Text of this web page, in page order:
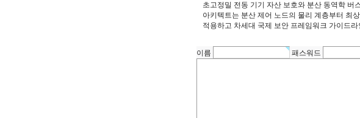
초고정밀 전동 기기 자산 보호와 분산 동역학 버
아키텍트는 분산 제어 노드의 물리 계층부터 최
적용하고 차세대 국제 보안 프레임워크 가이드
이름 패스워드